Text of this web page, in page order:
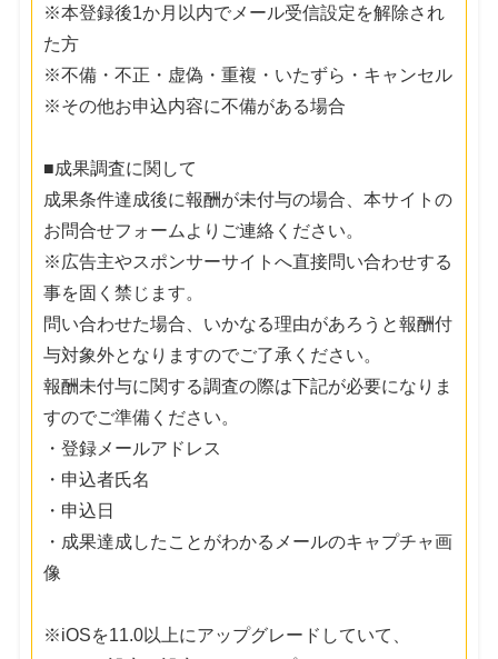
※本登録後1か月以内でメール受信設定を解除され
た方
※不備・不正・虚偽・重複・いたずら・キャンセル
※その他お申込内容に不備がある場合
■成果調査に関して
成果条件達成後に報酬が未付与の場合、本サイトの
お問合せフォームよりご連絡ください。
※広告主やスポンサーサイトへ直接問い合わせする
事を固く禁じます。
問い合わせた場合、いかなる理由があろうと報酬付
与対象外となりますのでご了承ください。
報酬未付与に関する調査の際は下記が必要になりま
すのでご準備ください。
・登録メールアドレス
・申込者氏名
・申込日
・成果達成したことがわかるメールのキャプチャ画
像
※iOSを11.0以上にアップグレードしていて、